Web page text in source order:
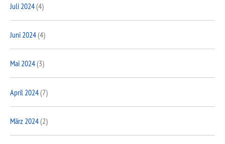
Juli 2024(4)
Juni 2024(4)
Mai 2024(3)
April 2024(7)
März 2024(2)